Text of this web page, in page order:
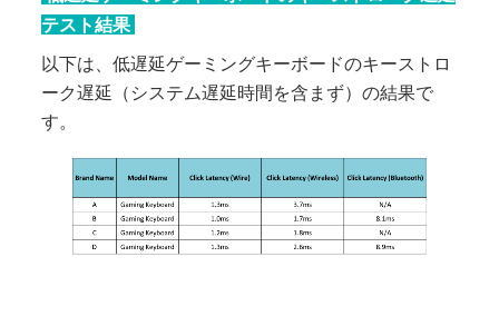
テスト結果
以下は、低遅延ゲーミングキーボードのキーストロ
ーク遅延（システム遅延時間を含まず）の結果で
す。